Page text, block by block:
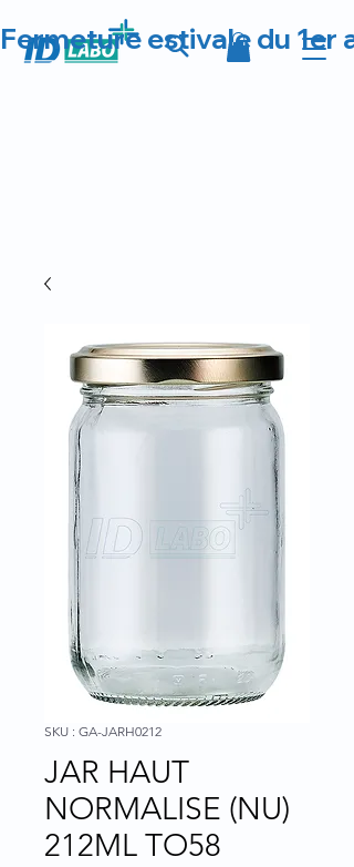
Fermeture estivale du 1er
SKU : GA-JARH0212
JAR HAUT
NORMALISE (NU)
212ML TO58